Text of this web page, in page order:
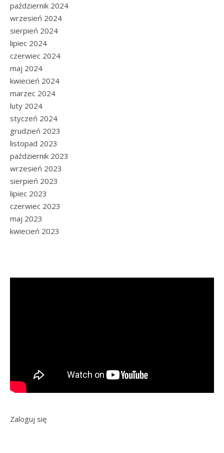
październik 2024
wrzesień 2024
sierpień 2024
lipiec 2024
czerwiec 2024
maj 2024
kwiecień 2024
marzec 2024
luty 2024
styczeń 2024
grudzień 2023
listopad 2023
październik 2023
wrzesień 2023
sierpień 2023
lipiec 2023
czerwiec 2023
maj 2023
kwiecień 2023
Zaloguj się